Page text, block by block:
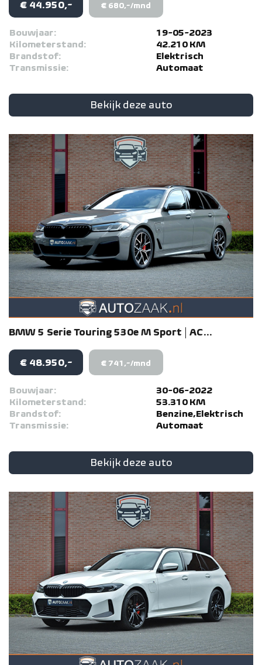
€ 44.950,- € 680,-/mnd
Bouwjaar:
19-05-2023
Kilometerstand:
42.210 KM
Brandstof:
Elektrisch
Transmissie:
Automaat
Bekijk deze auto
BMW 5 Serie Touring 530e M Sport | AC...
€ 48.950,- € 741,-/mnd
Bouwjaar:
30-06-2022
Kilometerstand:
53.310 KM
Brandstof:
Benzine,Elektrisch
Transmissie:
Automaat
Bekijk deze auto